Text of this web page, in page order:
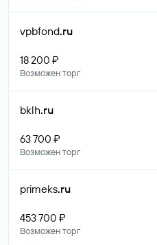
vpbfond.ru
18 200 ₽
Возможен торг
bklh.ru
63 700 ₽
Возможен торг
primeks.ru
453 700 ₽
Возможен торг